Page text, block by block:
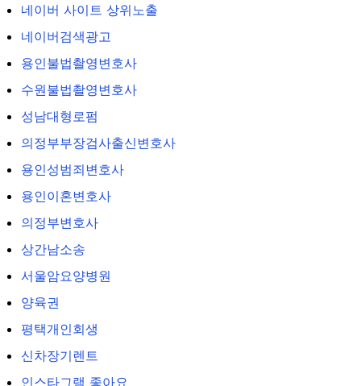
네이버 사이트 상위노출
네이버검색광고
용인불법촬영변호사
수원불법촬영변호사
성남대형로펌
의정부부장검사출신변호사
용인성범죄변호사
용인이혼변호사
의정부변호사
상간남소송
서울암요양병원
양육권
평택개인회생
신차장기렌트
인스타그램 좋아요